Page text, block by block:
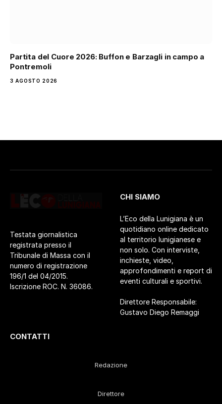
Partita del Cuore 2026: Buffon e Barzagli in campo a
Pontremoli
3 AGOSTO 2026
Testata giornalistica
registrata presso il
Tribunale di Massa con il
numero di registrazione
196/1 del 04/2015.
Iscrizione ROC. N. 36086.
CHI SIAMO
L’Eco della Lunigiana è un
quotidiano online dedicato
al territorio lunigianese e
non solo. Con interviste,
inchieste, video,
approfondimenti e report di
eventi culturali e sportivi.
Direttore Responsabile:
Gustavo Diego Remaggi
CONTATTI
Redazione
Direttore